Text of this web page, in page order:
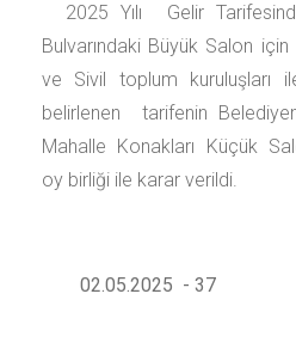
2025 Yılı Gelir
Bulvarındaki Büyük Salon
ve Sivil toplum kuruluşları
belirlenen tarifenin
Mahalle Konakları Küçük
oy birliği ile karar verildi.
02.05.2025 - 37